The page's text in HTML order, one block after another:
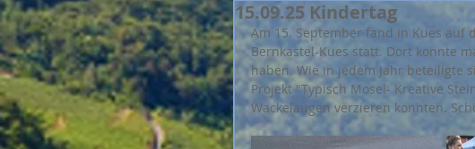
15.09.25 Kindertag
Am 15. September fand in Kues auf
Bernkastel-Kues statt. Dort konnte
haben. Wie in jedem Jahr beteiligte
Projekt "Typisch Mosel- Kreative
Wackelaugen verzieren konnten.